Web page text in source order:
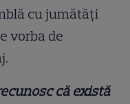
cu jumătăți
vorba de
că există